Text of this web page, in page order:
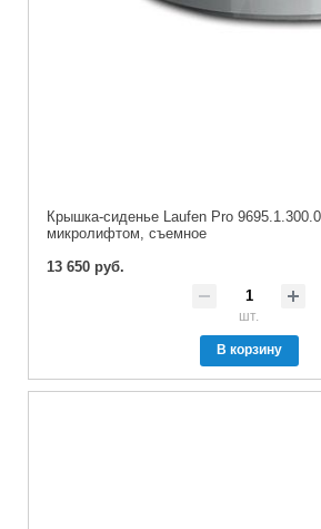
Крышка-сиденье Laufen Pro
микролифтом, съемное
13 650 руб.
шт.
В корзину